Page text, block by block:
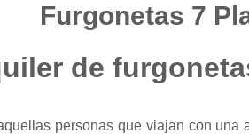
Furgonetas 7
de
personas que viajan con una